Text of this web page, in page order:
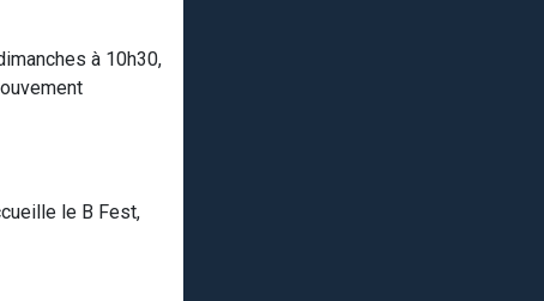
à 10h30,
le B Fest,